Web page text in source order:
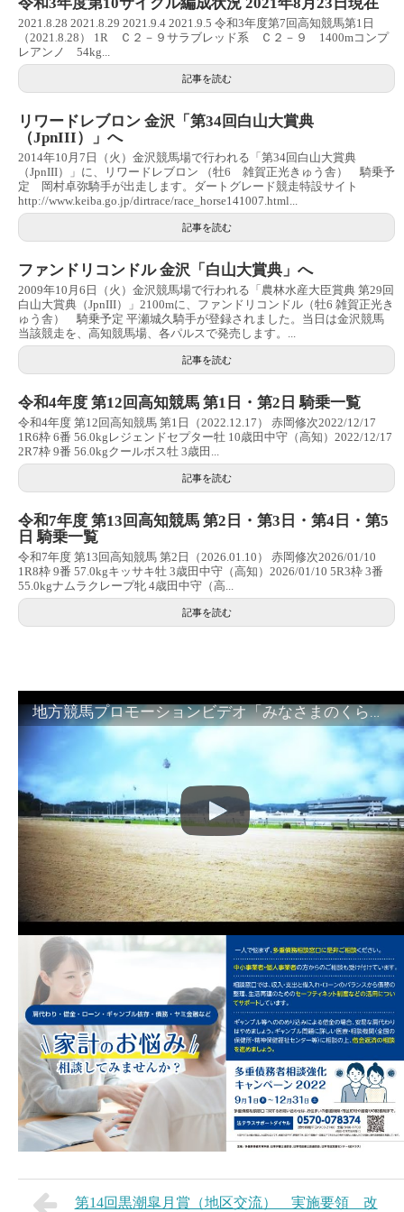
2021.8.28 2021.8.29 2021.9.4 2021.9.5 令和3年度第7回高知競馬第1日
（2021.8.28） 1R Ｃ２－９サラブレッド系 Ｃ２－９ 1400mコンプ
レアンノ 54kg...
記事を読む
リワードレブロン 金沢「第34回白山大賞典
（JpnIII）」へ
2014年10月7日（火）金沢競馬場で行われる「第34回白山大賞典
（JpnIII）」に、リワードレブロン （牡6 雑賀正光きゅう舎） 騎乗予
定 岡村卓弥騎手が出走します。ダートグレード競走特設サイト
http://www.keiba.go.jp/dirtrace/race_horse141007.html...
記事を読む
ファンドリコンドル 金沢「白山大賞典」へ
2009年10月6日（火）金沢競馬場で行われる「農林水産大臣賞典 第29回
白山大賞典（JpnIII）」2100mに、ファンドリコンドル（牡6 雑賀正光き
ゅう舎） 騎乗予定 平瀬城久騎手が登録されました。当日は金沢競馬
当該競走を、高知競馬場、各パルスで発売します。...
記事を読む
令和4年度 第12回高知競馬 第1日・第2日 騎乗一覧
令和4年度 第12回高知競馬 第1日（2022.12.17） 赤岡修次2022/12/17
1R6枠 6番 56.0kgレジェンドセプター牡 10歳田中守（高知）2022/12/17
2R7枠 9番 56.0kgクールボス牡 3歳田...
記事を読む
令和7年度 第13回高知競馬 第2日・第3日・第4日・第5
日 騎乗一覧
令和7年度 第13回高知競馬 第2日（2026.01.10） 赤岡修次2026/01/10
1R8枠 9番 57.0kgキッサキ牡 3歳田中守（高知）2026/01/10 5R3枠 3番
55.0kgナムラクレープ牝 4歳田中守（高...
記事を読む
地方競馬プロモーションビデオ「みなさまのくらしのために」30秒篇｜NAR公式
第14回黒潮皐月賞（地区交流） 実施要領 改